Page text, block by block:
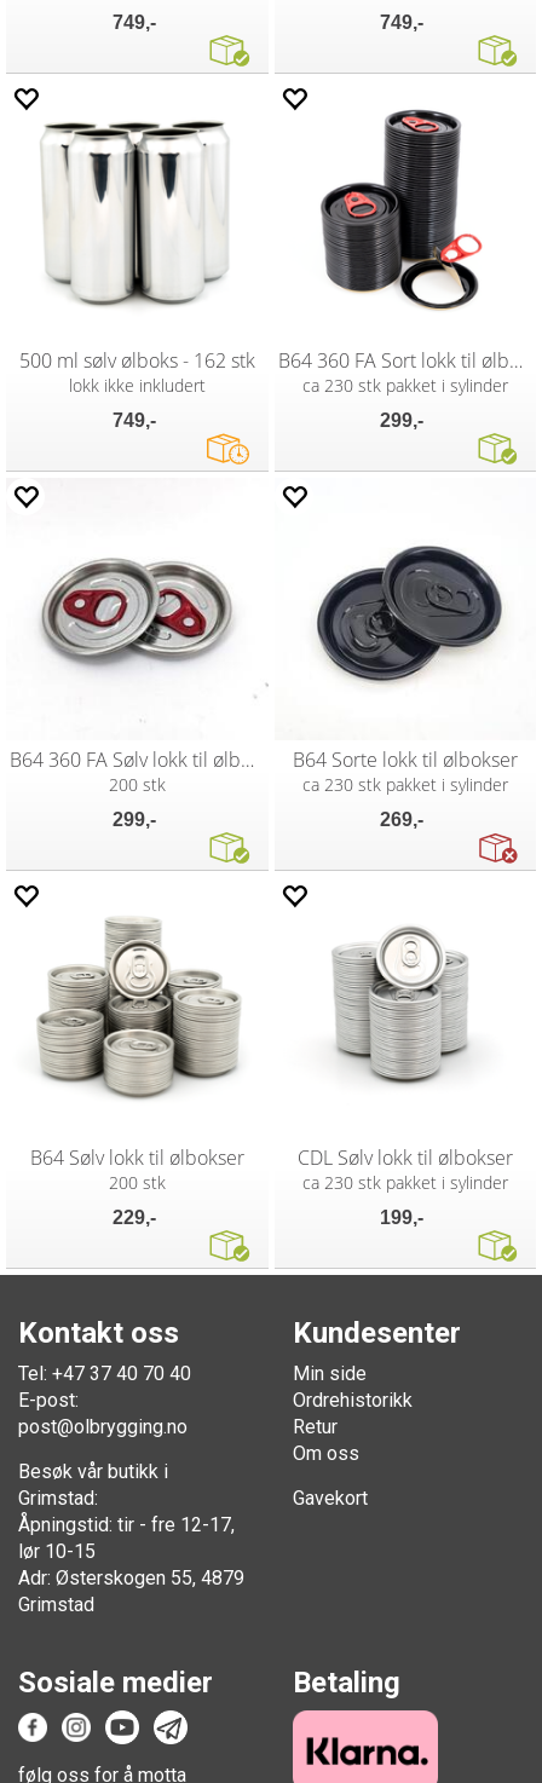
749,- 749,-
500 ml sølv ølboks - 162 stk
lokk ikke inkludert
749,-
B64 360 FA Sort lokk til ølbokser
ca 230 stk pakket i sylinder
299,-
B64 360 FA Sølv lokk til ølbokser
200 stk
299,-
B64 Sorte lokk til ølbokser
ca 230 stk pakket i sylinder
269,-
B64 Sølv lokk til ølbokser
200 stk
229,-
CDL Sølv lokk til ølbokser
ca 230 stk pakket i sylinder
199,-
Kontakt oss
Tel: +47 37 40 70 40
E-post:
post@olbrygging.no
Besøk vår butikk i
Grimstad:
Åpningstid: tir - fre 12-17,
lør 10-15
Adr: Østerskogen 55, 4879
Grimstad
Kundesenter
Min side
Ordrehistorikk
Retur
Om oss
Gavekort
Sosiale medier
følg oss for å motta
Betaling